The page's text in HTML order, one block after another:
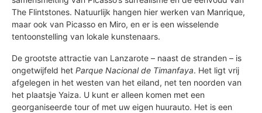
The Flintstones. Natuurlijk hangen hier werken van Manrique,
maar ook van Picasso en Miro, en er is een wisselende
tentoonstelling van lokale kunstenaars.
De grootste attractie van Lanzarote – naast de stranden – is
ongetwijfeld het Parque Nacional de Timanfaya. Het ligt vrij
afgelegen in het westen van het eiland, net ten noorden van
het plaatsje Yaiza. U kunt er alleen komen met een
georganiseerde tour of met uw eigen huurauto. Het is een